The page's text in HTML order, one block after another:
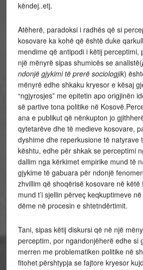
këndej..etj.
Atëherë, paradoksi i radhës që si
kosovare ka kohë që është duke
mendime që antipodi i këtij perceptimi,
një mënyrë sipas shumicës se analistë(
ndonjë gjykimi të prerë sociologjik)
mënyrë edhe shkaku kryesor e kësaj
“ngjyrosjes” me epitetin apo origjinën
së partive tona politike në
ana e publikut që nënkupton jo
qytetarëve dhe të medieve kosovare,
dyshime dhe reperkusione të natyrave
kështu, edhe për shkak se perceptimi
dallim nga kërkimet empirike mund të
gjykime të gabuara për ndonjë
zhvillim që shoqërisë kosovare në këtë
mund t’i sjellin përveç keqkuptimeve
dëme në procesin e shtetndërtimit.
Tani, sipas këtij diskursi që në një
perceptim, por ngandonjëherë edhe si
merren me problematiken politike në
fitohet përshtypja se fajtore kryesor